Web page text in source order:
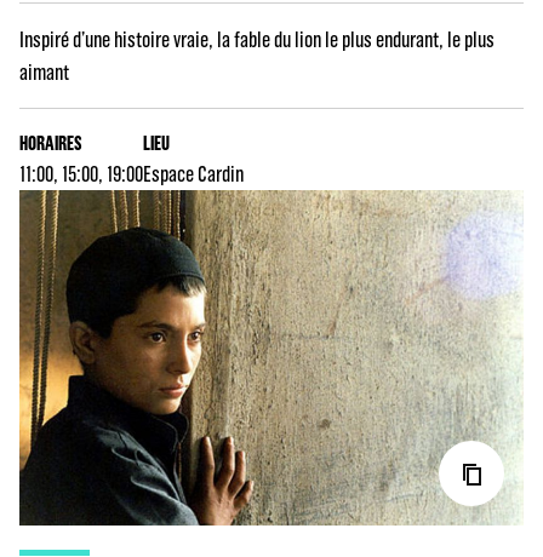
Inspiré d’une histoire vraie, la fable du lion le plus endurant, le plus
aimant
HORAIRES
11:00, 15:00, 19:00
LIEU
Espace Cardin